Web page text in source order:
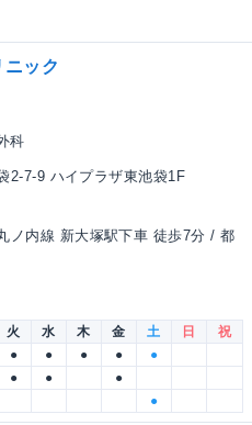
ック
科
2-7-9 ハイプラザ東池袋1F
ノ内線 新大塚駅下車 徒歩7分 / 都
火 水 木 金 土 日
祝
● ● ● ●
●
● ●
●
●